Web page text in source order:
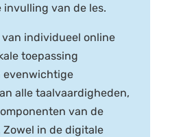
van de les.
individueel online
toepassing
evenwichtige
alle taalvaardigheden,
van de
Zowel in de digitale